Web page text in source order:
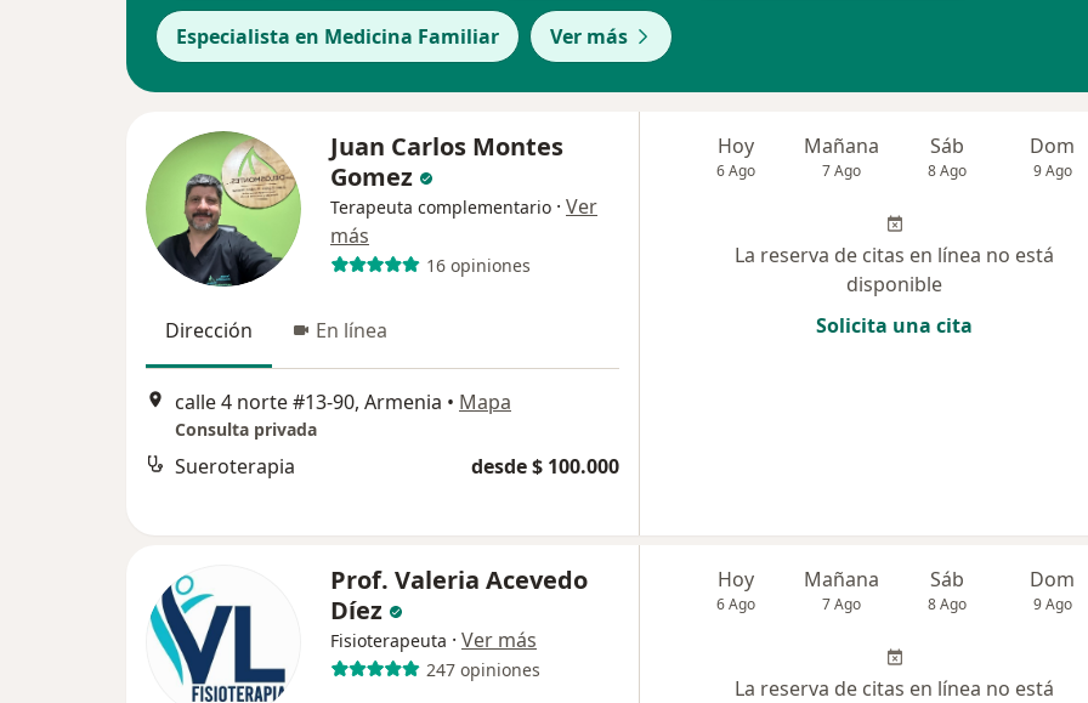
Especialista en Medicina Familiar Ver más
Juan Carlos Montes
Gomez
Terapeuta complementario · Ver
más
16 opiniones
Dirección En línea
calle 4 norte #13-90, Armenia • Mapa
Consulta privada
Sueroterapia desde $ 100.000
Hoy
6 Ago
Mañana
7 Ago
Sáb
8 Ago
Dom
9 Ago
La reserva de citas en línea no está
disponible
Solicita una cita
Prof. Valeria Acevedo
Díez
Fisioterapeuta · Ver más
247 opiniones
Hoy
6 Ago
Mañana
7 Ago
Sáb
8 Ago
Dom
9 Ago
La reserva de citas en línea no está